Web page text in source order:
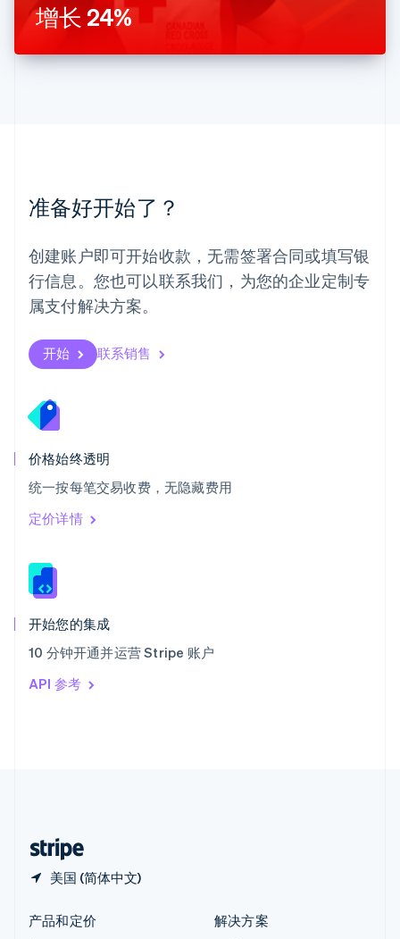
增长 24%
准备好开始了？
创建账户即可开始收款，无需签署合同或填写银
行信息。您也可以联系我们，为您的企业定制专
属支付解决方案。
开始 联系销售
价格始终透明
统一按每笔交易收费，无隐藏费用
定价详情
开始您的集成
10 分钟开通并运营 Stripe 账户
API 参考
美国 (简体中文)
马来西亚
English
美国
日本
日本語English
SvenskaEnglish
瑞士
DeutschFrançais ItalianoEnglish
塞浦路斯
斯洛伐克
English
English
泰国
ไทย
希腊
English
西班牙
Español
新加坡
新西兰
匈牙利
English
ItalianoEnglish
印度
English
产品和定价
解决方案